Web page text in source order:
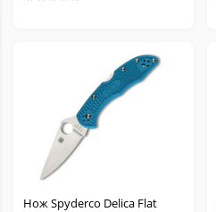
Нож Spyderco Delica Flat